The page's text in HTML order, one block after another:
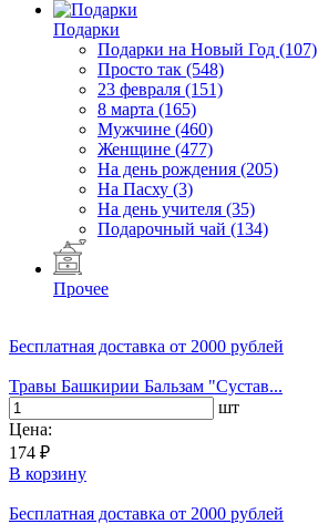
Подарки
Подарки на Новый Год (107)
Просто так (548)
23 февраля (151)
8 марта (165)
Мужчине (460)
Женщине (477)
На день рождения (205)
На Пасху (3)
На день учителя (35)
Подарочный чай (134)
Прочее
Бесплатная доставка от 2000 рублей
Травы Башкирии Бальзам "Сустав...
шт
Цена:
174 ₽
В корзину
Бесплатная доставка от 2000 рублей